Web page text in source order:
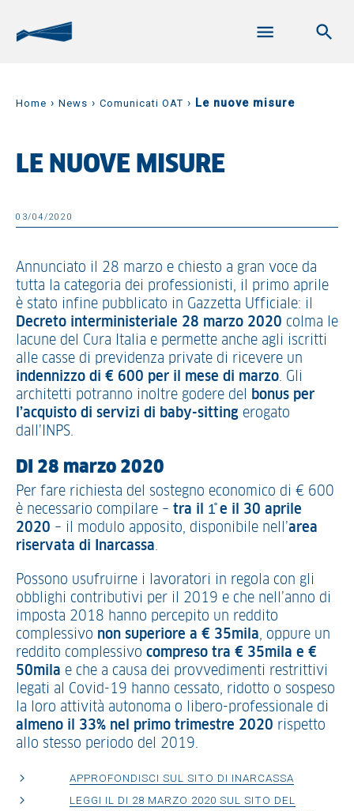
Home › News › Comunicati OAT › Le nuove misure
LE NUOVE MISURE
03/04/2020
Annunciato il 28 marzo e chiesto a gran voce da
tutta la categoria dei professionisti, il primo aprile
è stato infine pubblicato in Gazzetta Ufficiale: il
Decreto interministeriale 28 marzo 2020 colma le
lacune del Cura Italia e permette anche agli iscritti
alle casse di previdenza private di ricevere un
indennizzo di € 600 per il mese di marzo. Gli
architetti potranno inoltre godere del
bonus per
l’acquisto di servizi di baby-sitting erogato
dall’INPS.
DI 28 marzo 2020
Per fare richiesta del sostegno economico di € 600
è necessario compilare – tra il 1̊ e il 30 aprile
2020 – il modulo apposito, disponibile nell’area
riservata di Inarcassa.
Possono usufruirne i lavoratori in regola con gli
obblighi contributivi per il 2019 e che nell’anno di
imposta 2018 hanno percepito un reddito
complessivo non superiore a € 35mila, oppure un
reddito complessivo compreso tra € 35mila e €
50mila e che a causa dei provvedimenti restrittivi
legati al Covid-19 hanno cessato, ridotto o sospeso
la loro attività autonoma o libero-professionale di
almeno il 33% nel primo trimestre 2020 rispetto
allo stesso periodo del 2019.
APPROFONDISCI SUL SITO DI INARCASSA
LEGGI IL DI 28 MARZO 2020 SUL SITO DEL